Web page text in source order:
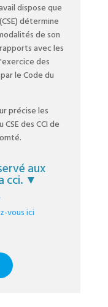
dispose que
détermine
de son
avec les
des
le Code du
précise les
des CCI de
aux
cci. ▼
vous ici